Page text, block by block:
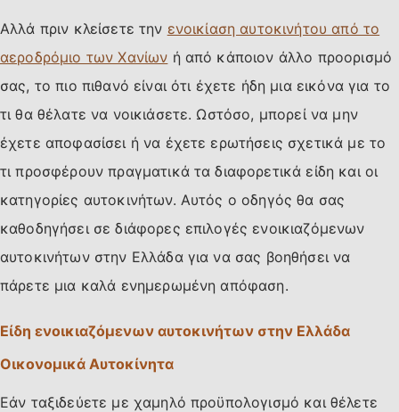
Αλλά πριν κλείσετε την ενοικίαση αυτοκινήτου από το
αεροδρόμιο των Χανίων ή από κάποιον άλλο προορισμό
σας, το πιο πιθανό είναι ότι έχετε ήδη μια εικόνα για το
τι θα θέλατε να νοικιάσετε. Ωστόσο, μπορεί να μην
έχετε αποφασίσει ή να έχετε ερωτήσεις σχετικά με το
τι προσφέρουν πραγματικά τα διαφορετικά είδη και οι
κατηγορίες αυτοκινήτων. Αυτός ο οδηγός θα σας
καθοδηγήσει σε διάφορες επιλογές ενοικιαζόμενων
αυτοκινήτων στην Ελλάδα για να σας βοηθήσει να
πάρετε μια καλά ενημερωμένη απόφαση.
Είδη ενοικιαζόμενων αυτοκινήτων στην Ελλάδα
Οικονομικά Αυτοκίνητα
Εάν ταξιδεύετε με χαμηλό προϋπολογισμό και θέλετε